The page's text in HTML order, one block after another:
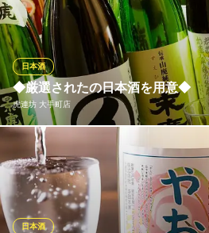
そのものの香りを楽しみたいときは
味の濃いそば前や天ぷらにはコクのあ
せて、時にはぬる燗や熱燗を合わせて
しみ方です。
そばと天ぷら 石楽 大手町パークビ
和風蕎麦居酒屋
地下鉄千代田線大手町駅C10番出口 徒
東京都千代田区大手町1-1-1 大手町パークビル
◆厳選されたの日本酒を用意◆
虎連坊 大手町店
日本酒
全国各地の地酒をご用意しました。各
で頂ける様、半合グラスでご提供！お
純米大吟醸、特別純米、純米吟醸、本
ら希少限定の珍しい酒もご用意して
重洲店》で逸品料理と共にお楽しみ下
日本酒